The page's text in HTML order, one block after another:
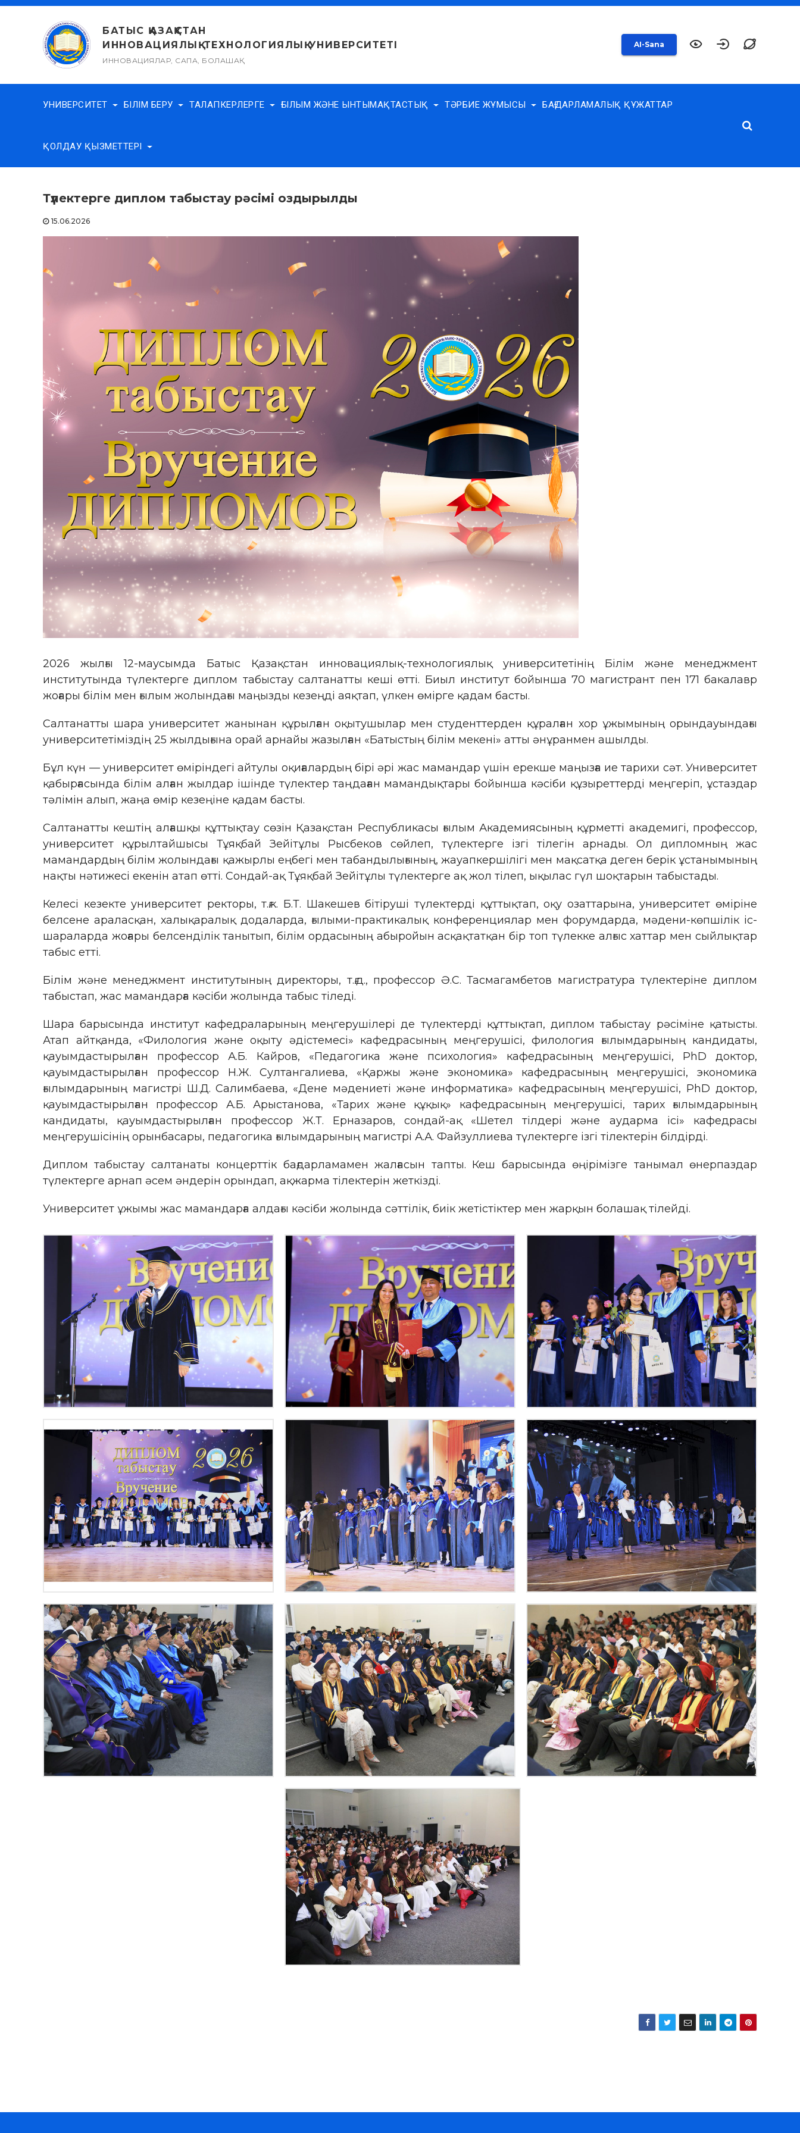
Skip
БАТЫС ҚАЗАҚСТАН
ИННОВАЦИЯЛЫҚ-ТЕХНОЛОГИЯЛЫҚ УНИВЕРСИТЕТІ
ИННОВАЦИЯЛАР, САПА, БОЛАШАҚ
AI-Sana
УНИВЕРСИТЕТ БІЛІМ БЕРУ ТАЛАПКЕРЛЕРГЕ ҒЫЛЫМ ЖӘНЕ ЫНТЫМАҚТАСТЫҚ ТӘРБИЕ ЖҰМЫСЫ БАҒДАРЛАМАЛЫҚ ҚҰЖАТТАР
ҚОЛДАУ ҚЫЗМЕТТЕРІ
Түлектерге диплом табыстау рәсімі оздырылды
15.06.2026
2026 жылғы 12-маусымда Батыс Қазақстан инновациялық-технологиялық университетінің Білім және менеджмент
институтында түлектерге диплом табыстау салтанатты кеші өтті. Биыл институт бойынша 70 магистрант пен 171 бакалавр
жоғары білім мен ғылым жолындағы маңызды кезеңді аяқтап, үлкен өмірге қадам басты.
Салтанатты шара университет жанынан құрылған оқытушылар мен студенттерден құралған хор ұжымының орындауындағы
университетіміздің 25 жылдығына орай арнайы жазылған «Батыстың білім мекені» атты әнұранмен ашылды.
Бұл күн — университет өміріндегі айтулы оқиғалардың бірі әрі жас мамандар үшін ерекше маңызға ие тарихи сәт. Университет
қабырғасында білім алған жылдар ішінде түлектер таңдаған мамандықтары бойынша кәсіби құзыреттерді меңгеріп, ұстаздар
тәлімін алып, жаңа өмір кезеңіне қадам басты.
Салтанатты кештің алғашқы құттықтау сөзін Қазақстан Республикасы ғылым Академиясының құрметті академигі, профессор,
университет құрылтайшысы Тұяқбай Зейітұлы Рысбеков сөйлеп, түлектерге ізгі тілегін арнады. Ол дипломның жас
мамандардың білім жолындағы қажырлы еңбегі мен табандылығының, жауапкершілігі мен мақсатқа деген берік ұстанымының
нақты нәтижесі екенін атап өтті. Сондай-ақ Тұяқбай Зейітұлы түлектерге ақ жол тілеп, ықылас гүл шоқтарын табыстады.
Келесі кезекте университет ректоры, т.ғ.к. Б.Т. Шакешев бітіруші түлектерді құттықтап, оқу озаттарына, университет өміріне
белсене араласқан, халықаралық додаларда, ғылыми-практикалық конференциялар мен форумдарда, мәдени-көпшілік іс-
шараларда жоғары белсенділік танытып, білім ордасының абыройын асқақтатқан бір топ түлекке алғыс хаттар мен сыйлықтар
табыс етті.
Білім және менеджмент институтының директоры, т.ғ.д., профессор Ә.С. Тасмагамбетов магистратура түлектеріне диплом
табыстап, жас мамандарға кәсіби жолында табыс тіледі.
Шара барысында институт кафедраларының меңгерушілері де түлектерді құттықтап, диплом табыстау рәсіміне қатысты.
Атап айтқанда, «Филология және оқыту әдістемесі» кафедрасының меңгерушісі, филология ғылымдарының кандидаты,
қауымдастырылған профессор А.Б. Кайров, «Педагогика және психология» кафедрасының меңгерушісі, PhD доктор,
қауымдастырылған профессор Н.Ж. Султангалиева, «Қаржы және экономика» кафедрасының меңгерушісі, экономика
ғылымдарының магистрі Ш.Д. Салимбаева, «Дене мәдениеті және информатика» кафедрасының меңгерушісі, PhD доктор,
қауымдастырылған профессор А.Б. Арыстанова, «Тарих және құқық» кафедрасының меңгерушісі, тарих ғылымдарының
кандидаты, қауымдастырылған профессор Ж.Т. Ерназаров, сондай-ақ «Шетел тілдері және аударма ісі» кафедрасы
меңгерушісінің орынбасары, педагогика ғылымдарының магистрі А.А. Файзуллиева түлектерге ізгі тілектерін білдірді.
Диплом табыстау салтанаты концерттік бағдарламамен жалғасын тапты. Кеш барысында өңірімізге танымал өнерпаздар
түлектерге арнап әсем әндерін орындап, ақжарма тілектерін жеткізді.
Университет ұжымы жас мамандарға алдағы кәсіби жолында сәттілік, биік жетістіктер мен жарқын болашақ тілейді.